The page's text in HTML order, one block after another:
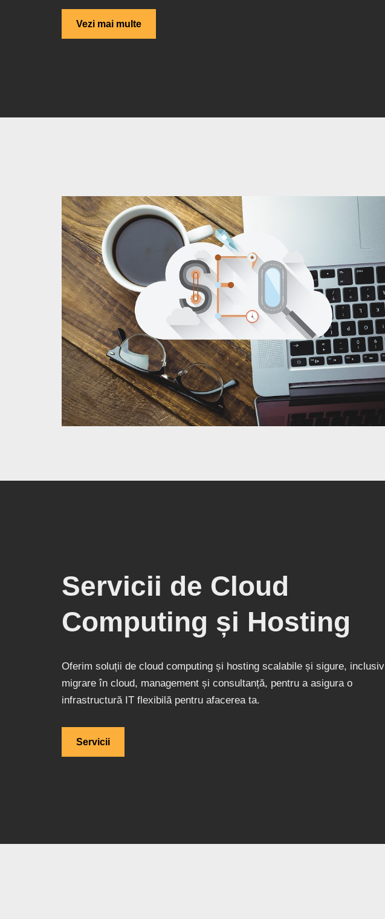
Vezi mai multe
Servicii de Cloud
Computing și Hosting
Oferim soluții de cloud computing și hosting scalabile și sigure, inclusiv
migrare în cloud, management și consultanță, pentru a asigura o
infrastructură IT flexibilă pentru afacerea ta.
Servicii